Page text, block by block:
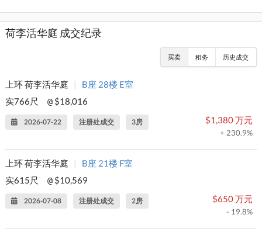
荷李活华庭 成交纪录
买卖 租务 历史成交
上环 荷李活华庭 |
B座 28楼 E室
实766尺
@ $18,016
2026-07-22 注册处成交 3房 $1,380 万元
+ 230.9%
上环 荷李活华庭 |
B座 21楼 F室
实615尺
@ $10,569
2026-07-08 注册处成交 2房 $650 万元
- 19.8%